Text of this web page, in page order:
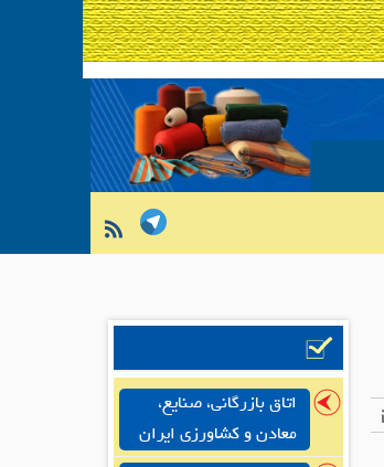
اتاق بازرگانی، صنایع،
معادن و کشاورزی ایران